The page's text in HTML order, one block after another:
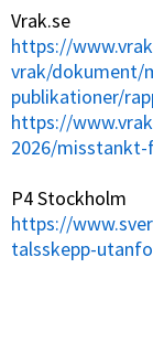
Vrak.se
https://
vrak/dokument/
publikationer/
https://
2026/
P4 Stockholm
https://
talsskepp-